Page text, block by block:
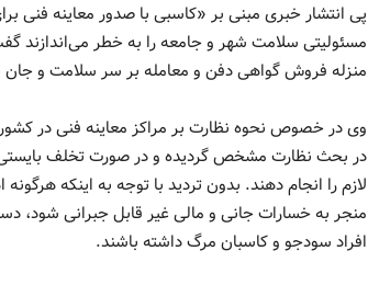
پی انتشار خبری مبنی بر «کاسبی با صدور معاینه فنی
مسئولیتی سلامت شهر و جامعه را به خطر می‌اندازند
منزله فروش گواهی دفن و معامله بر سر سلامت و
وی در خصوص نحوه نظارت بر مراکز معاینه فنی در
در بحث نظارت مشخص گردیده و در صورت تخلف بایستی
لازم را انجام دهند. بدون تردید با توجه به اینکه
منجر به خسارات جانی و مالی غیر قابل جبرانی شود،
افراد سودجو و کاسبان مرگ داشته باشند.